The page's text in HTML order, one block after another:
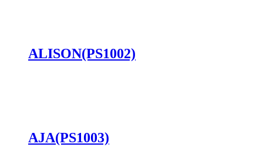
ALISON(PS1002)
AJA(PS1003)